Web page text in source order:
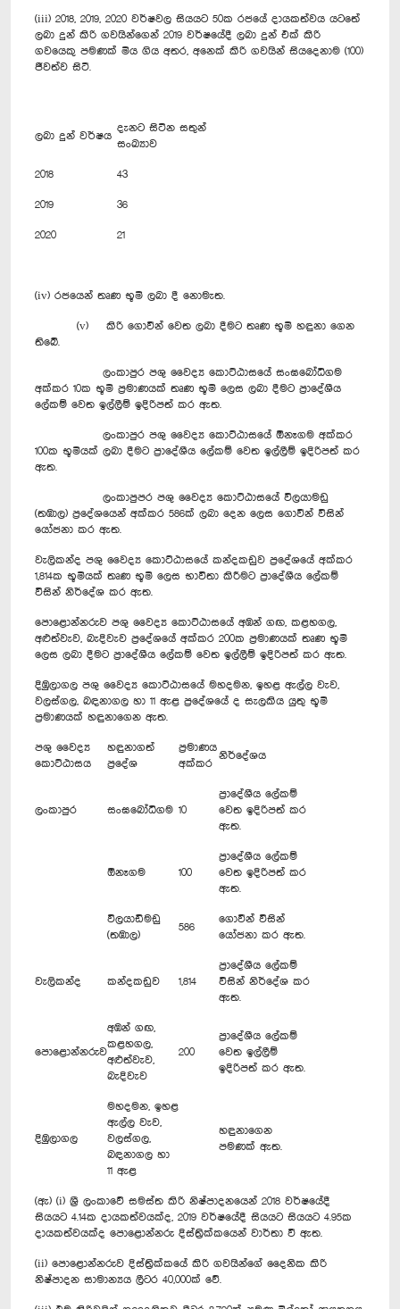
(iii) 2018, 2019, 2020 වර්ෂවල සියයට 50ක රජයේ දායකත්වය යටතේ
ලබා දුන් කිරි ගවයින්ගෙන් 2019 වර්ෂයේදී ලබා දුන් එක් කිරි
ගවයෙකු පමණක් මිය ගිය අතර, අනෙක් කිරි ගවයින් සියදෙනාම (100)
ජීවත්ව සිටී.
ලබා දුන් වර්ෂය
දැනට සිටින සතුන්
සංඛ්‍යාව
2018 43
2019 36
2020 21
(iv) රජයෙන් තෘණ භූමි ලබා දී නොමැත.
(v) කිරි ගොවීන් වෙත ලබා දීමට තෘණ භූමි හඳුනා ගෙන
තිබේ.
ලංකාපුර පශු වෛද්‍ය කොට්ඨාසයේ සංඝබෝධිගම
අක්කර 10ක භූමි ප්‍රමාණයක් තෘණ භූමි ලෙස ලබා දීමට ප්‍රාදේශීය
ලේකම් වෙත ඉල්ලීම් ඉදිරිපත් කර ඇත.
ලංකාපුර පශු වෛද්‍ය කොට්ඨාසයේ ඕනෑගම අක්කර
100ක භූමියක් ලබා දීමට ප්‍රාදේශීය ලේකම් වෙත ඉල්ලීම් ඉදිරිපත් කර
ඇත.
ලංකාපුපර පශු වෛද්‍ය කොට්ඨාසයේ විලයාමඩු
(තඹාල) ප්‍රදේශයෙන් අක්කර 586ක් ලබා දෙන ලෙස ගොවීන් විසින්
යෝජනා කර ඇත.
වැලිකන්ද පශු වෛද්‍ය කොට්ඨාසයේ කන්දකඩුව ප්‍රදේශයේ අක්කර
1,814ක භූමියක් තෘණ භූමි ලෙස භාවිතා කිරීමට ප්‍රාදේශීය ලේකම්
විසින් නිර්දේශ කර ඇත.
පොළොන්නරුව පශු වෛද්‍ය කොට්ඨාසයේ අඹන් ගඟ, කළහගල,
අළුත්වැව, බැදිවැව ප්‍රදේශයේ අක්කර 200ක ප්‍රමාණයක් තෘණ භූමි
ලෙස ලබා දීමට ප්‍රාදේශීය ලේකම් වෙත ඉල්ලීම් ඉදිරිපත් කර ඇත.
දිඹුලාගල පශු වෛද්‍ය කොට්ඨාසයේ මහදමන, ඉහළ ඇල්ල වැව,
වලස්ගල, බඳනාගල හා 11 ඇළ ප්‍රදේශයේ ද සැලකිය යුතු භූමි
ප්‍රමාණයක් හඳුනාගෙන ඇත.
පශු වෛද්‍ය
කොට්ඨාසය
හඳුනාගත්
ප්‍රදේශ
ප්‍රමාණය
අක්කර
නිර්දේශය
ලංකාපුර සංඝබෝධිගම 10
ප්‍රාදේශීය ලේකම්
වෙත ඉදිරිපත් කර
ඇත.
ඕනෑගම 100
ප්‍රාදේශීය ලේකම්
වෙත ඉදිරිපත් කර
ඇත.
විලයාඩිමඩු
(තඹාල)
586
ගොවීන් විසින්
යෝජනා කර ඇත.
වැලිකන්ද කන්දකඩුව 1,814
ප්‍රාදේශීය ලේකම්
විසින් නිර්දේශ කර
ඇත.
පොළොන්නරුව
අඹන් ගඟ,
කළහගල,
අළුත්වැව,
බැදිවැව
200
ප්‍රාදේශීය ලේකම්
වෙත ඉල්ලීම්
ඉදිරිපත් කර ඇත.
දිඹුලාගල
මහදමන, ඉහළ
ඇල්ල වැව,
වලස්ගල,
බඳනාගල හා
11 ඇළ
හඳුනාගෙන
පමණක් ඇත.
(ඇ) (i) ශ්‍රී ලංකාවේ සමස්ත කිරි නිෂ්පාදනයෙන් 2018 වර්ෂයේදී
සියයට 4.14ක දායකත්වයක්ද, 2019 වර්ෂයේදී සියයට සියයට 4.95ක
දායකත්වයක්ද පොළොන්නරු දිස්ත්‍රික්කයෙන් වාර්තා වී ඇත.
(ii) පොළොන්නරුව දිස්ත්‍රික්කයේ කිරි ගවයින්ගේ දෛනික කිරි
නිෂ්පාදන සාමාන්‍යය ලීටර 40,000ක් වේ.